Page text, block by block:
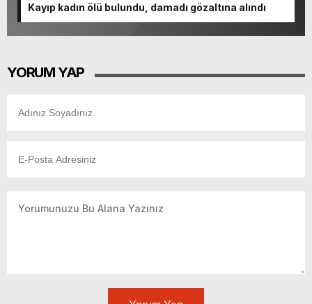
Kayıp kadın ölü bulundu, damadı gözaltına alındı
YORUM YAP